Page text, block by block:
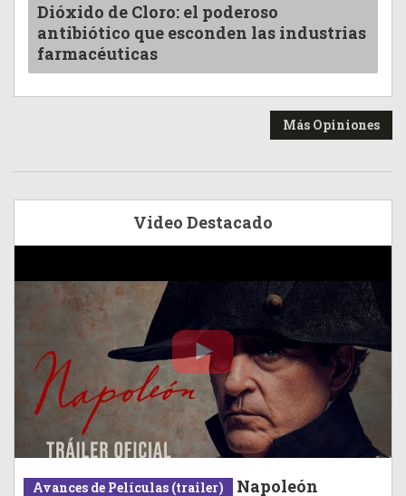
Dióxido de Cloro: el poderoso
antibiótico que esconden las industrias
farmacéuticas
Más Opiniones
Video Destacado
Avances de Películas (trailer) Napoleón